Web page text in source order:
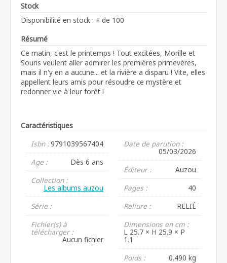
Stock
Disponibilité en stock : + de 100
Résumé
Ce matin, c'est le printemps ! Tout excitées, Morille et
Souris veulent aller admirer les premières primevères,
mais il n'y en a aucune... et la rivière a disparu ! Vite, elles
appellent leurs amis pour résoudre ce mystère et
redonner vie à leur forêt !
Caractéristiques
Isbn :9791039567404
Age :
Dès 6 ans
Collection :
Les albums auzou
Série :
Fichier(s) à
télécharger :
Aucun fichier
Date de parution :
05/03/2026
Éditeur :
Auzou
Pages :
40
Reliure :
RELIÉ
Dimensions en cm :
L 25.7 × H 25.9 × P
1.1
Poids :
0.490 kg